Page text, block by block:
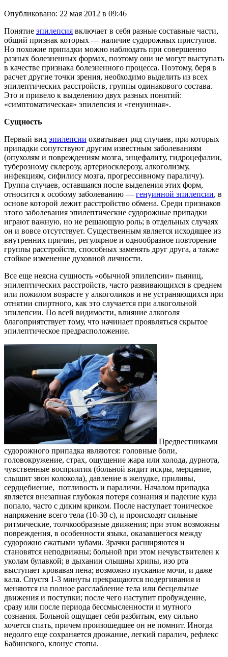
Опубликовано: 22 мая 2012 в 09:46
Понятие эпилепсия включает в себя разные составные части,
общий признак которых — наличие судорожных приступов.
Но похожие припадки можно наблюдать при совершенно
разных болезненных формах, поэтому они не могут выступать
в качестве признака болезненного процесса. Поэтому, беря в
расчет другие точки зрения, необходимо выделить из всех
эпилептических расстройств, группы одинакового состава.
Это и привело к выделению двух разных понятий:
«симптоматическая» эпилепсия и «генуинная».
Сущность
Первый вид эпилепсии охватывает ряд случаев, при которых
припадки сопутствуют другим известным заболеваниям
(опухолям и повреждениям мозга, энцефалиту, гидроцефалии,
туберозному склерозу, артериосклерозу, алкоголизму,
инфекциям, сифилису мозга, прогрессивному параличу).
Группа случаев, оставшаяся после выделения этих форм,
относится к особому заболеванию — генуинной эпилепсии, в
основе которой лежит расстройство обмена. Среди признаков
этого заболевания эпилептические судорожные припадки
играют важную, но не решающую роль; в отдельных случаях
он и вовсе отсутствует. Существенным является исходящее из
внутренних причин, регулярное и однообразное повторение
группы расстройств, способных заменять друг друга, а также
стойкое изменение духовной личности.
Все еще неясна сущность «обычной эпилепсии» пьяниц,
эпилептических расстройств, часто развивающихся в среднем
или пожилом возрасте у алкоголиков и не устраняющихся при
отнятии спиртного, как это случается при алкогольной
эпилепсии. По всей видимости, влияние алкоголя
благоприятствует тому, что начинает проявляться скрытое
эпилептическое предрасположение.
Предвестниками
судорожного припадка являются: головные боли,
головокружение, страх, ощущение жара или холода, дурнота,
чувственные восприятия (больной видит искры, мерцание,
слышит звон колокола), давление в желудке, приливы,
сердцебиение, потливость и параличи. Началом припадка
является внезапная глубокая потеря сознания и падение куда
попало, часто с диким криком. После наступает тоническое
напряжение всего тела (10-30 с), и происходят сильные
ритмические, толчкообразные движения; при этом возможны
повреждения, в особенности языка, оказавшегося между
судорожно сжатыми зубами. Зрачки расширяются и
становятся неподвижны; больной при этом нечувствителен к
уколам булавкой; в дыхании слышны хрипы, изо рта
выступает кровавая пена; возможно пускание мочи, и даже
кала. Спустя 1-3 минуты прекращаются подергивания и
меняются на полное расслабление тела или бесцельные
движения и поступки; после чего наступит пробуждение,
сразу или после периода бессмысленности и мутного
сознания. Больной ощущает себя разбитым, ему сильно
хочется спать, причем произошедшее он не помнит. Иногда
недолго еще сохраняется дрожание, легкий паралич, рефлекс
Бабинского, клонус стопы.